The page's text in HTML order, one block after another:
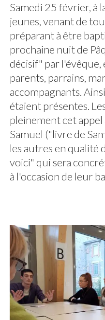
Samedi 25 février, à
jeunes, venant de
préparant à être
prochaine nuit de
décisif" par l'évêque,
parents, parrains,
accompagnants.
étaient présentes.
pleinement cet
Samuel ("livre de
les autres en qualité
voici" qui sera
à l'occasion de leur